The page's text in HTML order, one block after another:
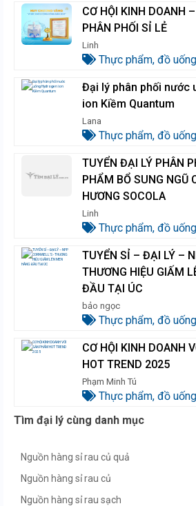
CƠ HỘI KINH DOANH
PHÂN PHỐI SỈ LẺ
Linh
Thực phẩm, đồ uống
Đại lý phân phối nước
ion Kiềm Quantum
Lana
Thực phẩm, đồ uống
TUYỂN ĐẠI LÝ PHÂN
PHẨM BỔ SUNG NGŨ
HƯƠNG SOCOLA
Linh
Thực phẩm, đồ uống
TUYỂN SỈ – ĐẠI LÝ –
THƯƠNG HIỆU GIẤM
ĐẦU TẠI ÚC
bảo ngọc
Thực phẩm, đồ uống
CƠ HỘI KINH DOANH
HOT TREND 2025
Phạm Minh Tú
Thực phẩm, đồ uống
Tìm đại lý cùng danh mục
Nguồn hàng sỉ rau củ quả
Nguồn hàng sỉ rau củ
Nguồn hàng sỉ rau sạch